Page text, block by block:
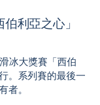
利亞之心」
冰大獎賽「西伯
。系列賽的最後一
。